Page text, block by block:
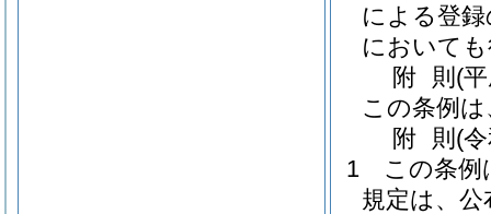
による登
において
附 則 (
この条例
附 則 (
1
この条例
規定は、